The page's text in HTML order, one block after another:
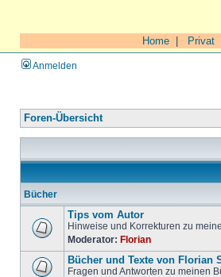
Home Privat
Anmelden
Foren-Übersicht
Bücher
Tips vom Autor
Hinweise und Korrekturen zu
Moderator: Florian
Bücher und Texte von Florian
Fragen und Antworten zu meinen